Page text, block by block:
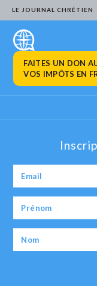
LE JOURNAL CHRÉTIEN
FAITES UN DON
VOS IMPÔTS EN